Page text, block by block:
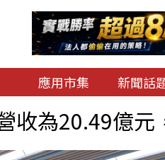
應用市集 新聞話
收為20.49億